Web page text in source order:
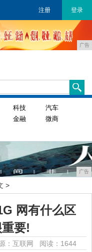
注册 登录
广告
科技
汽车
金融
微商
广告
>
网有什么区
要!
：互联网 阅读：1644